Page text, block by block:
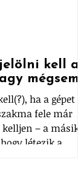
kell
ha a gépet
fele már
– a másik
létezik a